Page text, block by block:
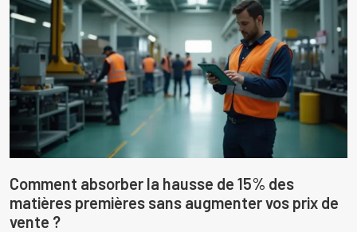
Comment absorber la hausse de 15% des
matières premières sans augmenter vos prix de
vente ?